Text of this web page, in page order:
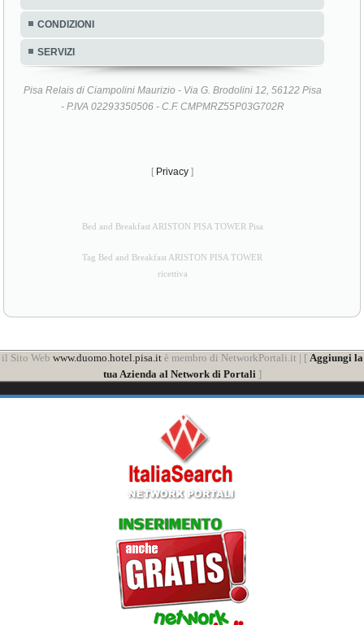
CONDIZIONI
SERVIZI
Pisa Relais di Ciampolini Maurizio - Via G. Brodolini 12, 56122 Pisa
- P.IVA 02293350506 - C.F. CMPMRZ55P03G702R
[ Privacy ]
Bed and Breakfast ARISTON PISA TOWER Pisa
Tag Bed and Breakfast ARISTON PISA TOWER
ricettiva
il Sito Web www.duomo.hotel.pisa.itè membro di NetworkPortali.it | [ Aggiungi la
tua Azienda al Network di Portali ]